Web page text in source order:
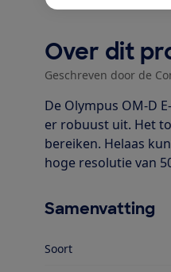
Over dit
Geschreven door de
De Olympus OM-D
er robuust uit. Het
bereiken. Helaas
hoge resolutie van
Samenvatting
Soort